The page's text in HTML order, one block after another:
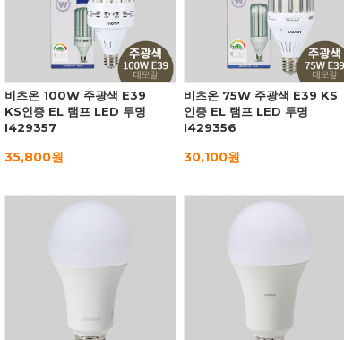
비츠온 100W 주광색 E39
KS인증 EL 램프 LED 투명
I429357
35,800원
비츠온 75W 주광색 E39 KS
인증 EL 램프 LED 투명
I429356
30,100원